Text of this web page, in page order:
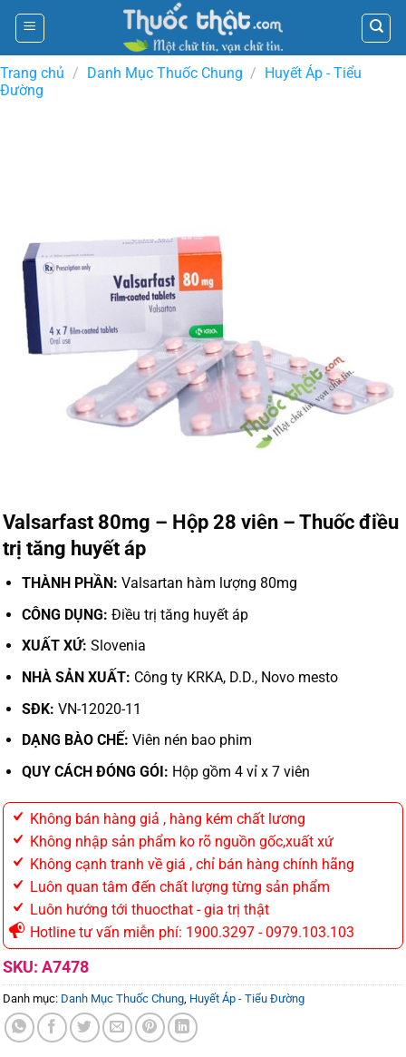
Skip
content
Trang chủ / Danh Mục Thuốc Chung / Huyết Áp - Tiểu
Đường
Valsarfast 80mg – Hộp 28 viên – Thuốc điều
trị tăng huyết áp
THÀNH PHẦN: Valsartan hàm lượng 80mg
CÔNG DỤNG: Điều trị tăng huyết áp
XUẤT XỨ: Slovenia
NHÀ SẢN XUẤT: Công ty KRKA, D.D., Novo mesto
SĐK: VN-12020-11
DẠNG BÀO CHẾ: Viên nén bao phim
QUY CÁCH ĐÓNG GÓI: Hộp gồm 4 vỉ x 7 viên
Không bán hàng giả , hàng kém chất lương
Không nhập sản phẩm ko rõ nguồn gốc,xuất xứ
Không cạnh tranh về giá , chỉ bán hàng chính hãng
Luôn quan tâm đến chất lượng từng sản phẩm
Luôn hướng tới thuocthat - gia trị thật
Hotline tư vấn miễn phí: 1900.3297 - 0979.103.103
SKU: A7478
Danh mục: Danh Mục Thuốc Chung Huyết Áp - Tiểu Đường